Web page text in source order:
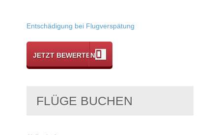
Entschädigung bei Flugverspätung
JETZT BEWERTEN
FLÜGE BUCHEN